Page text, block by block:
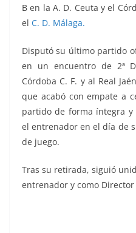
B en la A. D. Ceuta y el
el C. D. Málaga.
Disputó su último partido
en un encuentro de 2ª
Córdoba C. F. y al Real
que acabó con empate a
partido de forma íntegra y
el entrenador en el día de
de juego.
Tras su retirada, siguió
entrenador y como